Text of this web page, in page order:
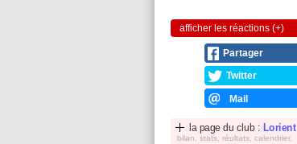
afficher les réactions (+)
Partager
Twitter
Mail
la page du club : Lorient
bilan, stats, réultats, calendrier,